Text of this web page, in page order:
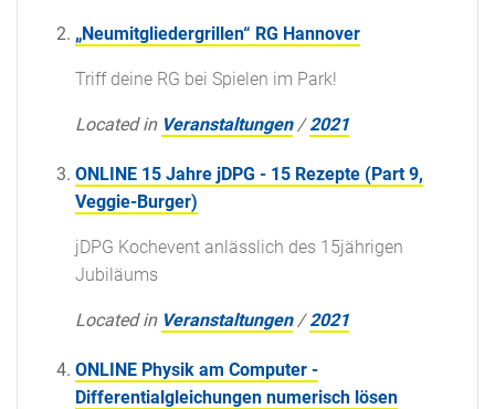
„Neumitgliedergrillen“ RG Hannover
Triff deine RG bei Spielen im Park!
Located in Veranstaltungen /2021
ONLINE 15 Jahre jDPG - 15 Rezepte (Part 9,
Veggie-Burger)
jDPG Kochevent anlässlich des 15jährigen
Jubiläums
Located in Veranstaltungen /2021
ONLINE Physik am Computer -
Differentialgleichungen numerisch lösen